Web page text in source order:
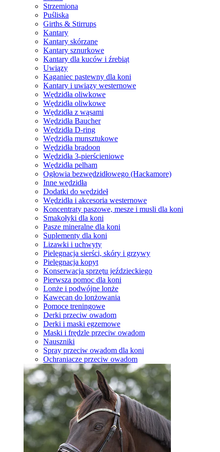
Strzemiona
Puśliska
Girths & Stirrups
Kantary
Kantary skórzane
Kantary sznurkowe
Kantary dla kuców i źrebiąt
Uwiązy
Kaganiec pastewny dla koni
Kantary i uwiązy westernowe
Wędzidła oliwkowe
Wędzidła oliwkowe
Wędzidła z wąsami
Wędzidła Baucher
Wędzidła D-ring
Wędzidła munsztukowe
Wędzidła bradoon
Wędzidła 3-pierścieniowe
Wędzidła pelham
Ogłowia bezwędzidłowego (Hackamore)
Inne wędzidła
Dodatki do wędzideł
Wędzidła i akcesoria westernowe
Koncentraty paszowe, mesze i musli dla koni
Smakołyki dla koni
Pasze mineralne dla koni
Suplementy dla koni
Lizawki i uchwyty
Pielęgnacja sierści, skóry i grzywy
Pielęgnacja kopyt
Konserwacja sprzętu jeździeckiego
Pierwsza pomoc dla koni
Lonże i podwójne lonże
Kawecan do lonżowania
Pomoce treningowe
Derki przeciw owadom
Derki i maski egzemowe
Maski i frędzle przeciw owadom
Nauszniki
Spray przeciw owadom dla koni
Ochraniacze przeciw owadom